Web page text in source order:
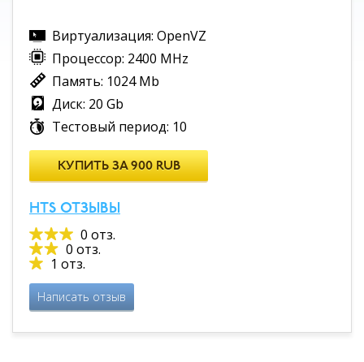
Виртуализация: OpenVZ
Процессор: 2400 MHz
Память: 1024 Mb
Диск: 20 Gb
Тестовый период: 10
КУПИТЬ ЗА 900 RUB
HTS ОТЗЫВЫ
0 отз.
0 отз.
1 отз.
Написать отзыв